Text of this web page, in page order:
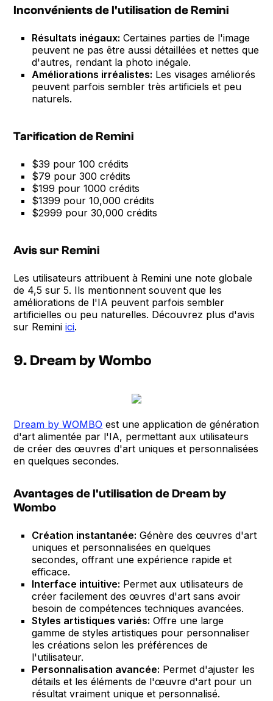
Inconvénients de l'utilisation de Remini
Résultats inégaux: Certaines parties de l'image
peuvent ne pas être aussi détaillées et nettes que
d'autres, rendant la photo inégale.
Améliorations irréalistes: Les visages améliorés
peuvent parfois sembler très artificiels et peu
naturels.
Tarification de Remini
$39 pour 100 crédits
$79 pour 300 crédits
$199 pour 1000 crédits
$1399 pour 10,000 crédits
$2999 pour 30,000 crédits
Avis sur Remini
Les utilisateurs attribuent à Remini une note globale
de 4,5 sur 5. Ils mentionnent souvent que les
améliorations de l'IA peuvent parfois sembler
artificielles ou peu naturelles. Découvrez plus d'avis
sur Reminiici.
9. Dream by Wombo
Dream by WOMBO est une application de génération
d'art alimentée par l'IA, permettant aux utilisateurs
de créer des œuvres d'art uniques et personnalisées
en quelques secondes.
Avantages de l'utilisation de Dream by
Wombo
Création instantanée: Génère des œuvres d'art
uniques et personnalisées en quelques
secondes, offrant une expérience rapide et
efficace.
Interface intuitive: Permet aux utilisateurs de
créer facilement des œuvres d'art sans avoir
besoin de compétences techniques avancées.
Styles artistiques variés: Offre une large
gamme de styles artistiques pour personnaliser
les créations selon les préférences de
l'utilisateur.
Personnalisation avancée: Permet d'ajuster les
détails et les éléments de l'œuvre d'art pour un
résultat vraiment unique et personnalisé.